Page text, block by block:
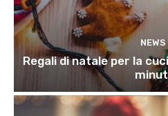
NEWS
Regali di natale per la